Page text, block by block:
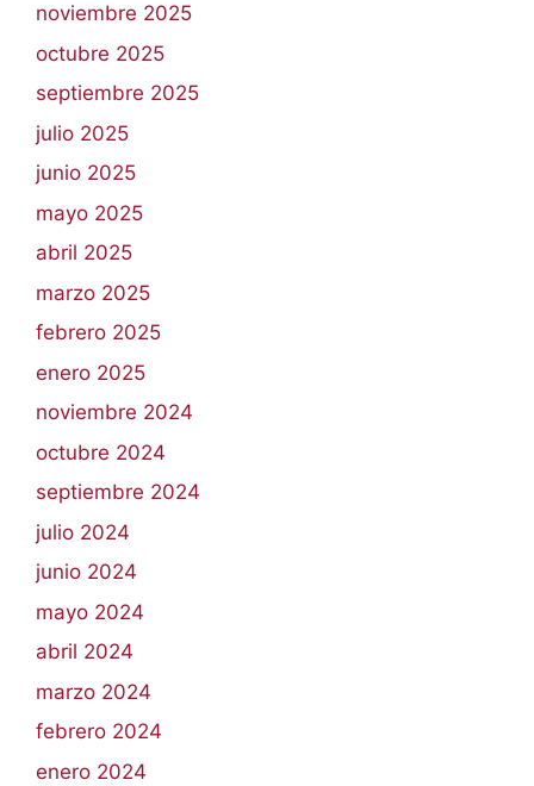
noviembre 2025
octubre 2025
septiembre 2025
julio 2025
junio 2025
mayo 2025
abril 2025
marzo 2025
febrero 2025
enero 2025
noviembre 2024
octubre 2024
septiembre 2024
julio 2024
junio 2024
mayo 2024
abril 2024
marzo 2024
febrero 2024
enero 2024